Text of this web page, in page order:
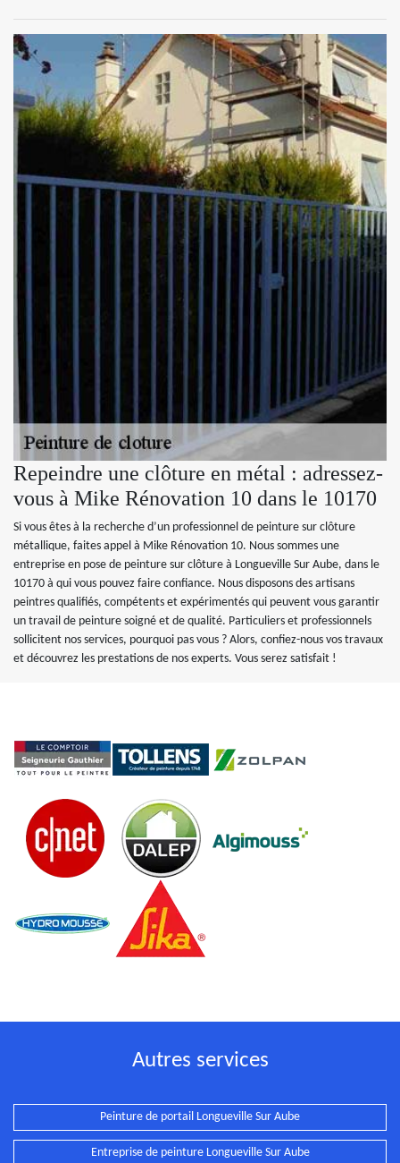
Repeindre une clôture en métal : adressez-
vous à Mike Rénovation 10 dans le 10170
Si vous êtes à la recherche d’un professionnel de peinture sur clôture
métallique, faites appel à Mike Rénovation 10. Nous sommes une
entreprise en pose de peinture sur clôture à Longueville Sur Aube, dans le
10170 à qui vous pouvez faire confiance. Nous disposons des artisans
peintres qualifiés, compétents et expérimentés qui peuvent vous garantir
un travail de peinture soigné et de qualité. Particuliers et professionnels
sollicitent nos services, pourquoi pas vous ? Alors, confiez-nous vos travaux
et découvrez les prestations de nos experts. Vous serez satisfait !
Autres services
Peinture de portail Longueville Sur Aube
Entreprise de peinture Longueville Sur Aube